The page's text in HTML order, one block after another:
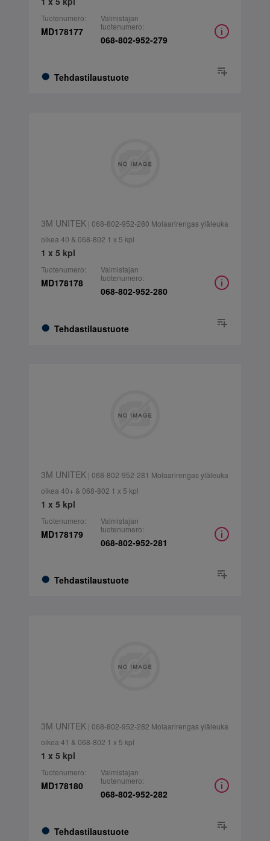
Tuotenumero:
MD178177
Tehdastilaustuote
Valmistajan
tuotenumero:
068-802-952-279
3M UNITEK| 068-802-952-280 Molaarirengas yläleuka
oikea 40 & 068-802 1 x 5 kpl
1 x 5 kpl
Tuotenumero:
MD178178
Tehdastilaustuote
Valmistajan
tuotenumero:
068-802-952-280
3M UNITEK| 068-802-952-281 Molaarirengas yläleuka
oikea 40+ & 068-802 1 x 5 kpl
1 x 5 kpl
Tuotenumero:
MD178179
Tehdastilaustuote
Valmistajan
tuotenumero:
068-802-952-281
3M UNITEK| 068-802-952-282 Molaarirengas yläleuka
oikea 41 & 068-802 1 x 5 kpl
1 x 5 kpl
Tuotenumero:
MD178180
Tehdastilaustuote
Valmistajan
tuotenumero:
068-802-952-282